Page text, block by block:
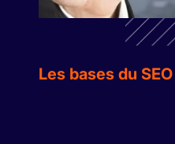
Les bases du SEO